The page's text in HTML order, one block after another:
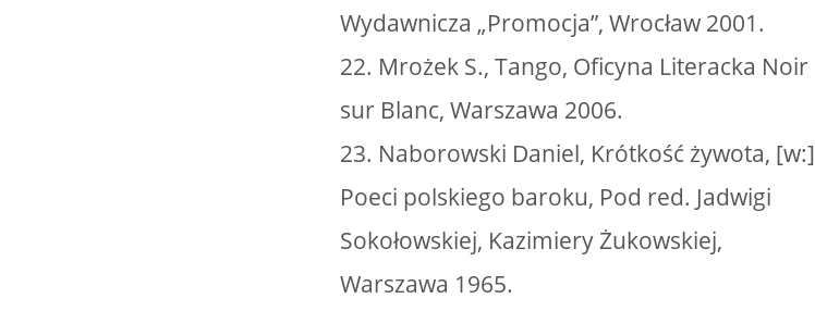
Wydawnicza „Promocja”, Wrocław 2001.
22. Mrożek S., Tango, Oficyna Literacka Noir
sur Blanc, Warszawa 2006.
23. Naborowski Daniel, Krótkość żywota, [w:]
Poeci polskiego baroku, Pod red. Jadwigi
Sokołowskiej, Kazimiery Żukowskiej,
Warszawa 1965.